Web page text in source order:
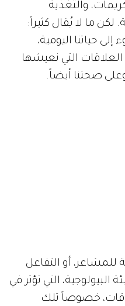
والتغذية
لكن ما لا يُقال كثيراً:
حياتنا اليومية،
التي نعيشها
وعلى صحتنا أيضاً.
أو التفاعل
البيولوجية، التي تؤثر في
خصوصاً تلك